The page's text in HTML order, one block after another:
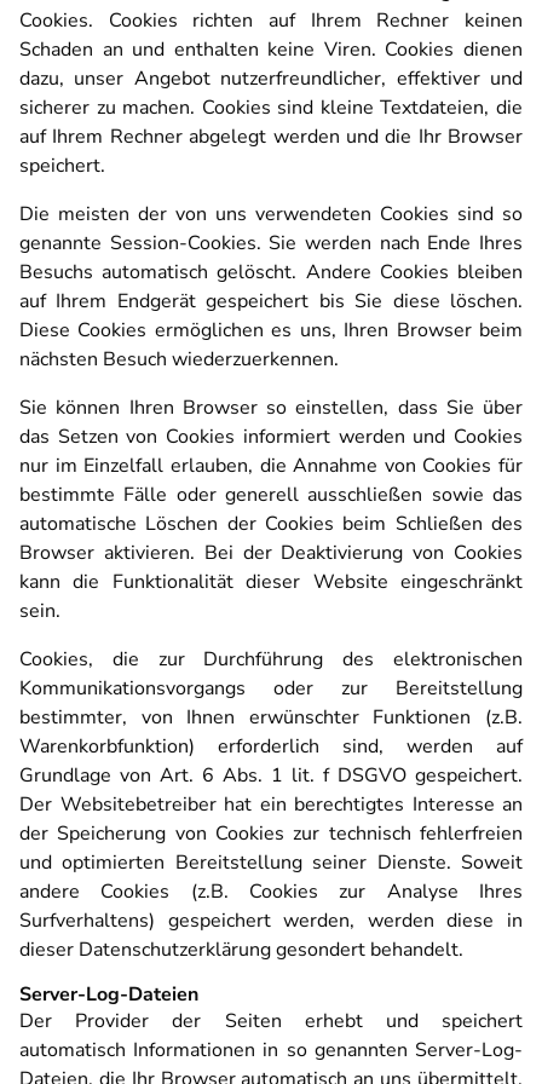
Home
Osteopathie
Therapiemethoden
Über Mich
Kosten
Patientenstimmen
Cookies. Cookies richten auf Ihrem Rechner keinen
Schaden an und enthalten keine Viren. Cookies dienen
dazu, unser Angebot nutzerfreundlicher, effektiver und
sicherer zu machen. Cookies sind kleine Textdateien, die
auf Ihrem Rechner abgelegt werden und die Ihr Browser
speichert.
Die meisten der von uns verwendeten Cookies sind so
genannte Session-Cookies. Sie werden nach Ende Ihres
Besuchs automatisch gelöscht. Andere Cookies bleiben
auf Ihrem Endgerät gespeichert bis Sie diese löschen.
Diese Cookies ermöglichen es uns, Ihren Browser beim
nächsten Besuch wiederzuerkennen.
Sie können Ihren Browser so einstellen, dass Sie über
das Setzen von Cookies informiert werden und Cookies
nur im Einzelfall erlauben, die Annahme von Cookies für
bestimmte Fälle oder generell ausschließen sowie das
automatische Löschen der Cookies beim Schließen des
Browser aktivieren. Bei der Deaktivierung von Cookies
kann die Funktionalität dieser Website eingeschränkt
sein.
Cookies, die zur Durchführung des elektronischen
Kommunikationsvorgangs oder zur Bereitstellung
bestimmter, von Ihnen erwünschter Funktionen (z.B.
Warenkorbfunktion) erforderlich sind, werden auf
Grundlage von Art. 6 Abs. 1 lit. f DSGVO gespeichert.
Der Websitebetreiber hat ein berechtigtes Interesse an
der Speicherung von Cookies zur technisch fehlerfreien
und optimierten Bereitstellung seiner Dienste. Soweit
andere Cookies (z.B. Cookies zur Analyse Ihres
Surfverhaltens) gespeichert werden, werden diese in
dieser Datenschutzerklärung gesondert behandelt.
Server-Log-Dateien
Der Provider der Seiten erhebt und speichert
automatisch Informationen in so genannten Server-Log-